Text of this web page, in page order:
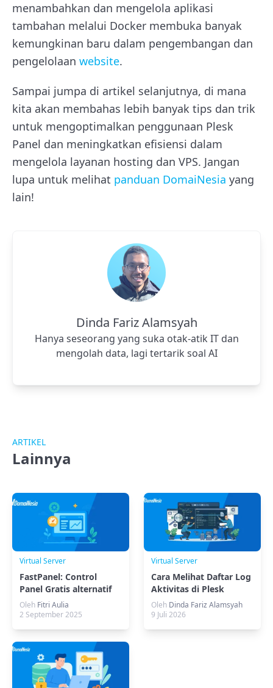
menambahkan dan mengelola aplikasi
tambahan melalui Docker membuka banyak
kemungkinan baru dalam pengembangan dan
pengelolaan website.
Sampai jumpa di artikel selanjutnya, di mana
kita akan membahas lebih banyak tips dan trik
untuk mengoptimalkan penggunaan Plesk
Panel dan meningkatkan efisiensi dalam
mengelola layanan hosting dan VPS. Jangan
lupa untuk melihat panduan DomaiNesia yang
lain!
Dinda Fariz Alamsyah
Hanya seseorang yang suka otak-atik IT dan
mengolah data, lagi tertarik soal AI
ARTIKEL
Lainnya
Virtual Server
FastPanel: Control
Panel Gratis alternatif
cPanel
Oleh Fitri Aulia
2 September 2025
Virtual Server
Cara Melihat Daftar Log
Aktivitas di Plesk
(Metode CLI)
Oleh Dinda Fariz Alamsyah
9 Juli 2026